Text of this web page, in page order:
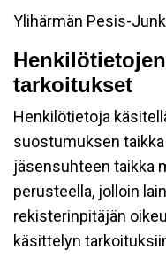
Ylihärmän Pesis-
tarkoitukset
Henkilötietoja
suostumuksen
jäsensuhteen taikka
perusteella, jolloin
rekisterinpitäjän
käsittelyn